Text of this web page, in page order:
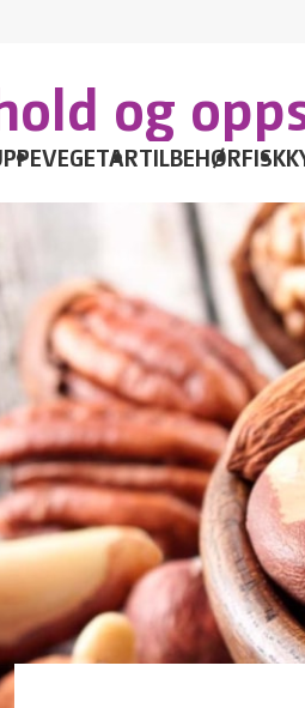
og
VEGETARTILBEHØRFISK